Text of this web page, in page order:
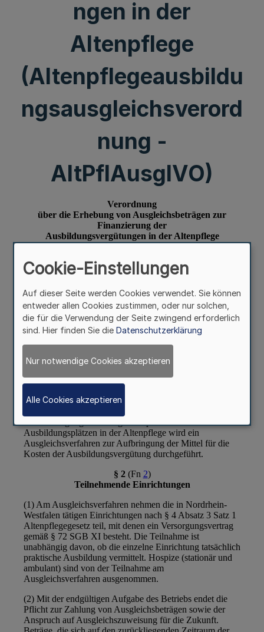
ngen in der
Altenpflege
(Altenpflegeausbildu
ngsausgleichsverord
nung -
AltPflAusglVO)
Cookie-Einstellungen
Auf dieser Seite werden Cookies verwendet. Sie können
entweder allen Cookies zustimmen, oder nur solchen,
die für die Verwendung der Seite zwingend erforderlich
sind. Hier finden Sie die Datenschutzerklärung
Nur notwendige Cookies akzeptieren
Alle Cookies akzeptieren